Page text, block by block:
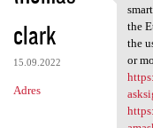
clark
15.09.2022
Adres
the
the
or